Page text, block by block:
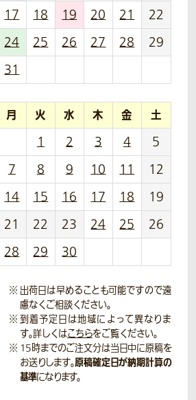
17 18 19 20 21
22
24 25 26 27 28
29
31
月 火 水 木 金 土
1 2 3 4
5
7 8 9 10 11
12
14 15 16 17 18
19
21 22 23 24 25
26
28 29 30
出荷日は早めることも可能ですので遠
慮なくご相談ください。
到着予定日は地域によって異なりま
す。詳しくはこちらをご覧ください。
15時までのご注文分は当日中に原稿を
お送りします。原稿確定日が納期計算の
基準になります。